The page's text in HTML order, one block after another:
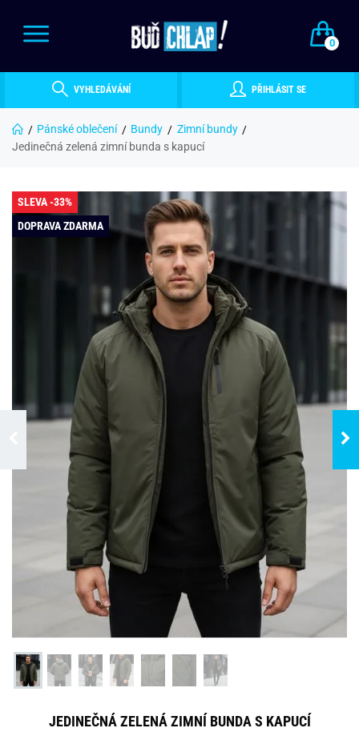
0
VYHLEDÁVÁNÍ PŘIHLÁSIT SE
Pánské oblečení Bundy
Zimní bundy
Jedinečná zelená zimní bunda s kapucí
SLEVA -33%
DOPRAVA ZDARMA
JEDINEČNÁ ZELENÁ ZIMNÍ BUNDA S KAPUCÍ